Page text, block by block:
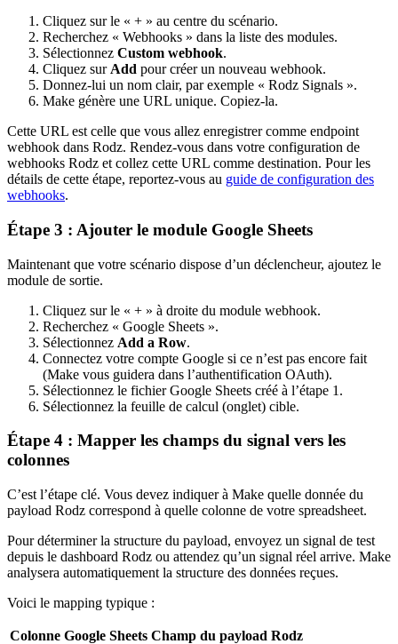
Cliquez sur le « + » au centre du scénario.
Recherchez « Webhooks » dans la liste des modules.
Sélectionnez Custom webhook.
Cliquez sur Add pour créer un nouveau webhook.
Donnez-lui un nom clair, par exemple « Rodz Signals ».
Make génère une URL unique. Copiez-la.
Cette URL est celle que vous allez enregistrer comme endpoint
webhook dans Rodz. Rendez-vous dans votre configuration de
webhooks Rodz et collez cette URL comme destination. Pour les
détails de cette étape, reportez-vous au guide de configuration des
webhooks.
Étape 3 : Ajouter le module Google Sheets
Maintenant que votre scénario dispose d’un déclencheur, ajoutez le
module de sortie.
Cliquez sur le « + » à droite du module webhook.
Recherchez « Google Sheets ».
Sélectionnez Add a Row.
Connectez votre compte Google si ce n’est pas encore fait
(Make vous guidera dans l’authentification OAuth).
Sélectionnez le fichier Google Sheets créé à l’étape 1.
Sélectionnez la feuille de calcul (onglet) cible.
Étape 4 : Mapper les champs du signal vers les
colonnes
C’est l’étape clé. Vous devez indiquer à Make quelle donnée du
payload Rodz correspond à quelle colonne de votre spreadsheet.
Pour déterminer la structure du payload, envoyez un signal de test
depuis le dashboard Rodz ou attendez qu’un signal réel arrive. Make
analysera automatiquement la structure des données reçues.
Voici le mapping typique :
Colonne Google Sheets Champ du payload Rodz